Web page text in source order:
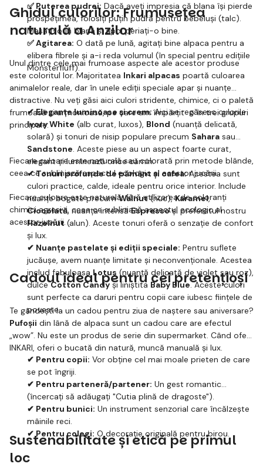
✅ Puterea pudrei: Dacă aveți impresia că blana își pierde
prospețimea, folosiți puțin pudră pentru bebeluși (talc).
Masați-o în blană și apoi periați-o bine.
✅ Agitarea: O dată pe lună, agitați bine alpaca pentru a
elibera fibrele și a-i reda volumul (în special pentru edițiile
Monsterfluff).
Ghidul culorilor: Frumusețea
naturală a Anzilor
Unul dintre cele mai frumoase aspecte ale acestor produse
este coloritul lor. Majoritatea Inkari alpacas poartă culoarea
animalelor reale, dar în unele ediții speciale apar și nuanțe
distractive. Nu veți găsi aici culori stridente, chimice, ci o paletă
frumoasă și armonioasă, pe care am împărțit-o în trei grupuri
principale:
✔ Eleganțe luminoase și crem:Aici se regăsesc culorile
Ivory White (alb curat, luxos), Blond (nuanță delicată,
solară) și tonuri de nisip populare precum Sahara sau
Sandstone. Aceste piese au un aspect foarte curat,
elegant și luminează orice cămin.
✔ Tonuri profunde de pământ și cafea:Acestea sunt
culori practice, calde, ideale pentru orice interior. Include
nuanțe bogate precumWalnut(nuc),Karamel,
Ciocolată, nuanța intensăEspressoși preferatul nostru
Hazelnut(alun). Aceste tonuri oferă o senzație de confort
și lux.
✔ Nuanțe pastelate și ediții speciale: Pentru suflete
jucăușe, avem nuanțe limitate și neconvenționale. Acestea
includ fabuloasa Lotus (nuanță delicată de violet sau roz),
dulceCotton Candyși liniștita Baby Blue. Aceste culori
sunt perfecte ca daruri pentru copii care iubesc ființele de
poveste.
Fiecare culoare este naturală sau colorată prin metode blânde,
ceea ce subliniază aspectul ecologic al acestor jucării.
Fiecare culoare este naturală, fără utilizarea de coloranți
chimici agresivi, ceea ce subliniază aspectul ecologic al
acestor jucării.
Cadoul ideal pentru cei pretențioși
Te gândești la un cadou pentru ziua de naștere sau aniversare?
Pufoșii din lână de alpaca sunt un cadou care are efectul
„wow”. Nu este un produs de serie din supermarket. Când oferi
INKARI, oferi o bucată din natură, muncă manuală și lux.
✔ Pentru copii: Vor obține cel mai moale prieten de care
se pot îngriji.
✔ Pentru parteneră/partener: Un gest romantic
(încercați să adăugați "Cutia plină de dragoste").
✔ Pentru bunici: Un instrument senzorial care încălzește
mâinile reci.
✔ Pentru colegi: O decorație originală pentru birou.
Sustenabilitate și etică pe primul
loc